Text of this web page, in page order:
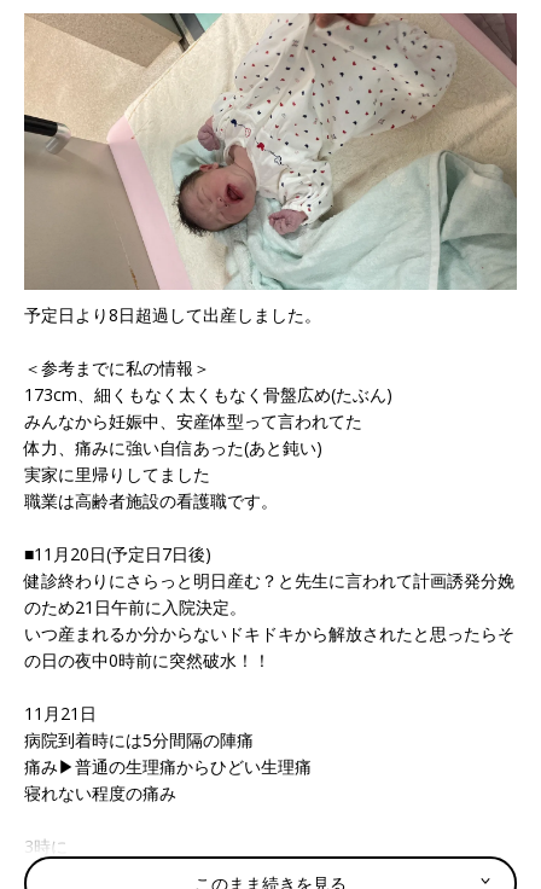
予定日より8日超過して出産しました。
＜参考までに私の情報＞
173cm、細くもなく太くもなく骨盤広め(たぶん)
みんなから妊娠中、安産体型って言われてた
体力、痛みに強い自信あった(あと鈍い)
実家に里帰りしてました
職業は高齢者施設の看護職です。
■11月20日(予定日7日後)
健診終わりにさらっと明日産む？と先生に言われて計画誘発分娩
のため21日午前に入院決定。
いつ産まれるか分からないドキドキから解放されたと思ったらそ
の日の夜中0時前に突然破水！！
11月21日
病院到着時には5分間隔の陣痛
痛み▶︎普通の生理痛からひどい生理痛
寝れない程度の痛み
3時に
車で1時間30分のアパートにいる夫に電話で呼び出し
このまま続きを見る